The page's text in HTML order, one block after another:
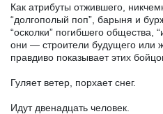
Как атрибуты отжившего,
“долгополый поп”, барыня и
“осколки” погибшего общества,
они — строители будущего или
правдиво показывает этих
Гуляет ветер, порхает снег.
Идут двенадцать человек.